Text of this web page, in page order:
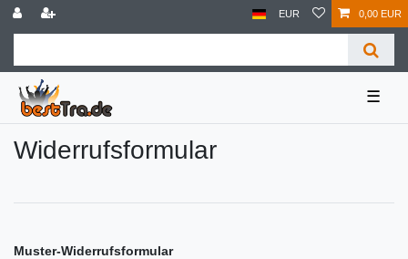
EUR 0,00 EUR
☰
Widerrufs­formular
Muster-Widerrufsformular